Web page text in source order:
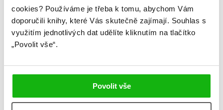
cookies? Používáme je třeba k tomu, abychom Vám
doporučili knihy, které Vás skutečně zajímají. Souhlas s
využitím jednotlivých dat udělíte kliknutím na tlačítko
„Povolit vše“.
Povolit vše